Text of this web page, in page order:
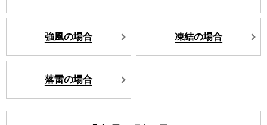
強風の場合 凍結の場合
落雷の場合